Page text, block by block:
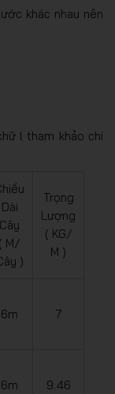
khác nhau nên
l tham khảo chi
Dài
Cây
( M/
)
Trọng
Lượng
( KG/
M )
6m 7
6m 9.46